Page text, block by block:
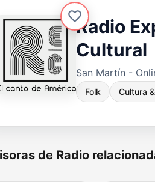
Radio
Cultural
San Martín -
Folk Cultura
de Radio